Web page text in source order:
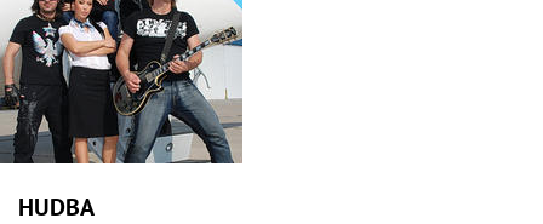
HUDBA